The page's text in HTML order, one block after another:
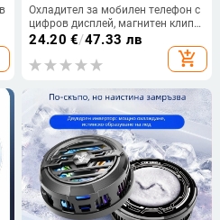
Охладител за мобилен телефон с
цифров дисплей, магнитен клип
за гръб, три степени регулиране,
полупроводников охладител
24.20 €/47.33 лв
add_shopping_cart